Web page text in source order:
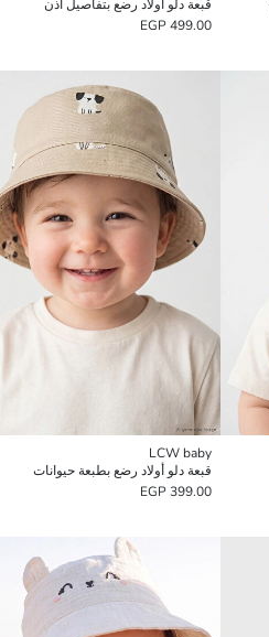
قبعة دلو أولاد رضع بتفاصيل أذن
499.00 EGP
LCW baby
قبعة دلو أولاد رضع بطبعة حيوانات
399.00 EGP